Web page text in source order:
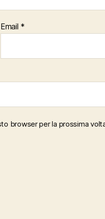
Email *
browser per la prossima